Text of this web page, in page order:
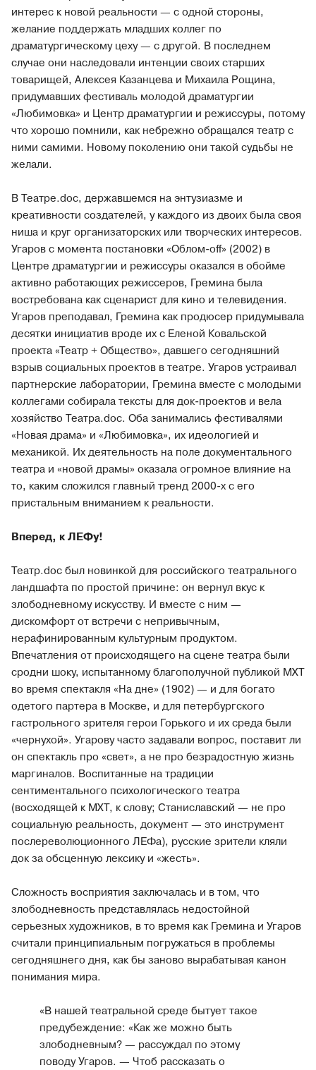
интерес к новой реальности — с одной стороны,
желание поддержать младших коллег по
драматургическому цеху — с другой. В последнем
случае они наследовали интенции своих старших
товарищей, Алексея Казанцева и Михаила Рощина,
придумавших фестиваль молодой драматургии
«Любимовка» и Центр драматургии и режиссуры, потому
что хорошо помнили, как небрежно обращался театр с
ними самими. Новому поколению они такой судьбы не
желали.
В Театре.doc, державшемся на энтузиазме и
креативности создателей, у каждого из двоих была своя
ниша и круг организаторских или творческих интересов.
Угаров с момента постановки «Облом-off» (2002) в
Центре драматургии и режиссуры оказался в обойме
активно работающих режиссеров, Гремина была
востребована как сценарист для кино и телевидения.
Угаров преподавал, Гремина как продюсер придумывала
десятки инициатив вроде их с Еленой Ковальской
проекта «Театр + Общество», давшего сегодняшний
взрыв социальных проектов в театре. Угаров устраивал
партнерские лаборатории, Гремина вместе с молодыми
коллегами собирала тексты для док-проектов и вела
хозяйство Театра.doc. Оба занимались фестивалями
«Новая драма» и «Любимовка», их идеологией и
механикой. Их деятельность на поле документального
театра и «новой драмы» оказала огромное влияние на
то, каким сложился главный тренд 2000-х с его
пристальным вниманием к реальности.
Вперед, к ЛЕФу!
Театр.doc был новинкой для российского театрального
ландшафта по простой причине: он вернул вкус к
злободневному искусству. И вместе с ним —
дискомфорт от встречи с непривычным,
нерафинированным культурным продуктом.
Впечатления от происходящего на сцене театра были
сродни шоку, испытанному благополучной публикой МХТ
во время спектакля «На дне» (1902) — и для богато
одетого партера в Москве, и для петербургского
гастрольного зрителя герои Горького и их среда были
«чернухой». Угарову часто задавали вопрос, поставит ли
он спектакль про «свет», а не про безрадостную жизнь
маргиналов. Воспитанные на традиции
сентиментального психологического театра
(восходящей к МХТ, к слову; Станиславский — не про
социальную реальность, документ — это инструмент
послереволюционного ЛЕФа), русские зрители кляли
док за обсценную лексику и «жесть».
Сложность восприятия заключалась и в том, что
злободневность представлялась недостойной
серьезных художников, в то время как Гремина и Угаров
считали принципиальным погружаться в проблемы
сегодняшнего дня, как бы заново вырабатывая канон
понимания мира.
«В нашей театральной среде бытует такое
предубеждение: «Как же можно быть
злободневным? — рассуждал по этому
поводу Угаров. — Чтоб рассказать о